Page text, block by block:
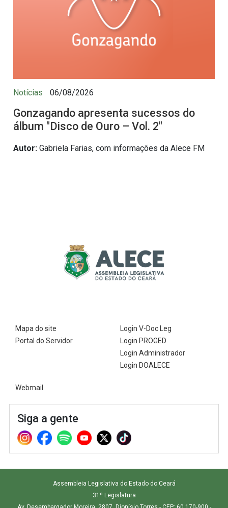
Notícias 06/08/2026
Gonzagando apresenta sucessos do
álbum "Disco de Ouro – Vol. 2"
Autor: Gabriela Farias, com informações da Alece FM
Mapa do site
Portal do Servidor
Login V-Doc Leg
Login PROGED
Login Administrador
Login DOALECE
Webmail
Siga a gente
Assembleia Legislativa do Estado do Ceará
31º Legislatura